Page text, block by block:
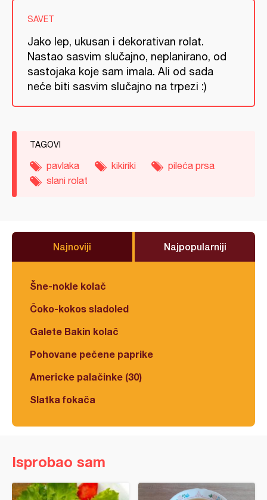
SAVET
Jako lep, ukusan i dekorativan rolat.
Nastao sasvim slučajno, neplanirano, od
sastojaka koje sam imala. Ali od sada
neće biti sasvim slučajno na trpezi :)
TAGOVI
pavlaka kikiriki
pileća prsa
slani rolat
Najnoviji Najpopularniji
Šne-nokle kolač
Čoko-kokos sladoled
Galete Bakin kolač
Pohovane pečene paprike
Americke palačinke (30)
Slatka fokača
Isprobao sam